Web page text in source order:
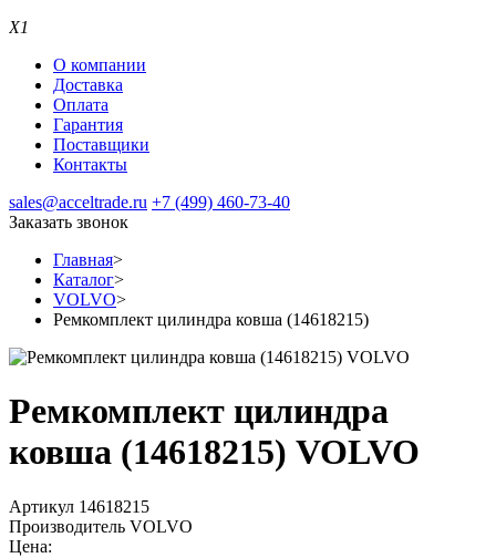
X1
О компании
Доставка
Оплата
Гарантия
Поставщики
Контакты
sales@acceltrade.ru +7 (499) 460-73-40
Заказать звонок
Главная>
Каталог>
VOLVO>
Ремкомплект цилиндра ковша (14618215)
Ремкомплект цилиндра
ковша (14618215) VOLVO
Артикул 14618215
Производитель VOLVO
Цена: